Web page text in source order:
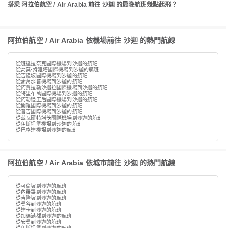
搭乘 阿拉伯航空 / Air Arabia 前往 沙迦 的最晚航班幾點起飛？
阿拉伯航空 / Air Arabia 依機場前往 沙迦 的熱門航線
從班達拉奈克國際機場到沙迦的航班
從喬莫·肯雅塔國際機場到沙迦的航班
從吉隆坡國際機場到沙迦的航班
從素萬那普機場到沙迦的航班
從阿賈拉勒沙迦拉國際機場到沙迦的航班
從特里布萬國際機場到沙迦的航班
從阿勒婭王后國際機場到沙迦的航班
從開羅國際機場到沙迦的航班
從普吉國際機場到沙迦的航班
從茲瓦爾特諾茨國際機場到沙迦的航班
從伊斯坦堡機場到沙迦的航班
從巴格達機場到沙迦的航班
阿拉伯航空 / Air Arabia 依城市前往 沙迦 的熱門航線
從可倫坡到沙迦的航班
從內羅畢到沙迦的航班
從吉隆坡到沙迦的航班
從曼谷到沙迦的航班
從達卡到沙迦的航班
從加德滿都到沙迦的航班
從安曼到沙迦的航班